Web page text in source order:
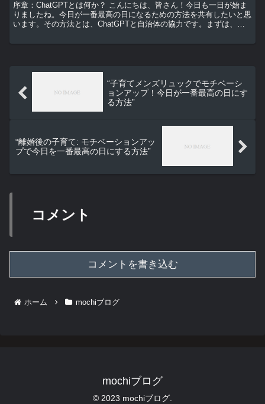
序章：ChatGPTとは何か？ こんにちは、皆さん！今日も一日が始ま
りましたね。今日が一番最高の日になるための方法を共有したいと思
います。その方法とは、ChatGPTと自治体の協力です。まずは、
“子育てメンズリュックでモチベーシ
ョンアップ！今日が一番最高の日にす
る方法”
“離婚後の子育て: モチベーションアッ
プで今日を一番最高の日にする方法”
コメント
コメントを書き込む
ホーム mochiブログ
mochiブログ
© 2023 mochiブログ.